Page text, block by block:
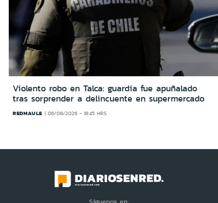
Violento robo en Talca: guardia fue apuñalado
tras sorprender a delincuente en supermercado
REDMAULE 06/08/2026 - 18:45 HRS